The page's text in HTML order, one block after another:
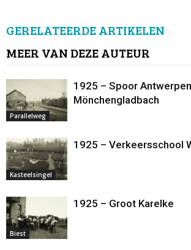
GERELATEERDE ARTIKELEN
MEER VAN DEZE AUTEUR
Parallelweg
1925 – Spoor
Mönchengladbach
Kasteelsingel
1925 – Verkeersschool
Biest
1925 – Groot Karelke